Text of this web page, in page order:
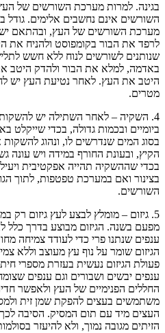
בגינה. למרות מערכת השורשים של
השורשים אינם נחשבים אלימים.
מערכת השורשים של העץ, ובהתאם יש
לרפד את הבור בקומפוסט ולהניח את
שנותנים לשורשים לנוח ללא חשש
באדמה, למלא את הבור ולהדק היטב
מטרים.
4. השקיה – לאחר השתילה יש
ביומיים ובכמות גדולה, בכדי שייקלט
הקיץ, ובעונת החורף במידה ויש עונה
בכדי שההשקיה תהייה אפקטיבית
בצינור ואם במערכת טפטפות, לתוך
השורשים.
5. גיזום – מומלץ לבצע לעץ גיזום רק
מפעם בשנה. הגיזום מבוצע בדרך כלל
ענפים שנתנו פרי כדי לעודד צמיחה
הגיזום שומר על נוף עץ מעוצב וללא
פעולת הגיזום נעשית בעזרת מספרי
ענפים יבשים ושבורים וגם ענפים
החללים הפנימיים של העץ ולאפשר
משתמשים בעצים להפקת שמן זית
העצים מיד עם תום המסיק. הסיבה
הזיתים מגובה נמוך, ולא להיעזר